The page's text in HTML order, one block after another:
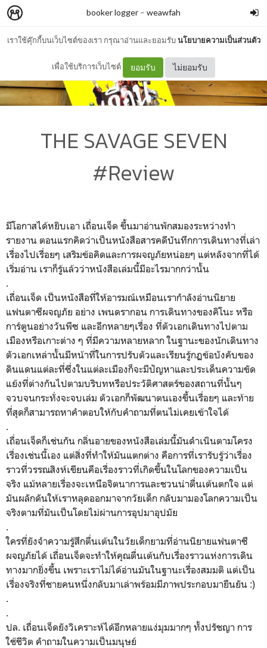
เราใช้คุ๊กกี้บนเว็บไซต์ของเรา กรุณาอ่านและยอมรับนโยบายความเป็นส่วนตัว
เพื่อใช้บริการเว็บไซต์ ยอมรับ ไม่ยอมรับ
booker logger – weawfah
THE SAVAGE SEVEN
#Review
มีโอกาสได้หยิบเอา เถื่อนเจ็ด ขึ้นมาอ่านพักสมองระหว่างทำ
รายงาน ตอนแรกคิดว่าเป็นหนังสือสารคดีบันทึกการเดินทางที่เล่า
เรื่องไปเรื่อยๆ เสริมข้อคิดและการผจญภัยหน่อยๆ แต่หลังจากที่ได้
เริ่มอ่าน เราก็รู้แล้วว่าหนังสือเล่มนี้มีอะไรมากกว่านั้น
.
เถื่อนเจ็ด เป็นหนังสือที่ให้อารมณ์เหมือนเรากำลังอ่านนิยาย
แฟนตาซีผจญภัย อย่าง เพนดรากอน การเดินทางของคิโนะ หรือ
การ์ตูนอย่างวันพีซ และอีกหลายๆเรื่อง ที่ตัวเอกเดินทางไปตาม
เมืองหรือเกาะต่าง ๆ ที่มีความหลายหลาก ในฐานะของนักเดินทาง
ตัวเอกเหล่านั้นมีหน้าที่ในการปรับตัวและเรียนรู้กฏข้อบังคับของ
ดินแดนแต่ละที่ซึ่งในแต่ละเมืองก็จะมีปัญหาและประเด็นความขัด
แย้งที่ต่างกันไปตามบริบทหรือประวัติศาสตร์ของสถานที่นั้นๆ
จวบจนกระทั่งจะจบเล่ม ตัวเอกก็พัฒนาตนเองขึ้นเรื่อยๆ และท้าย
ที่สุดก็สามารถหาคำตอบให้กับคำถามที่ตนไม่เคยเข้าใจได้
.
เถื่อนเจ็ดก็เช่นกัน กลิ่นอายของหนังสือเล่มนี้มันดำเนินตามโครง
เรื่องเช่นนี้เอง แต่สิ่งที่ทำให้มันแตกต่าง คือการที่เรารับรู้ว่าเรื่อง
ราวที่วรรณสิงห์เขียนคือเรื่องราวที่เกิดขึ้นในโลกของความเป็น
จริง แม้หลายเรื่องจะเหนือจิตนาการและชวนน่าตื่นเต้นตกใจ แต่
มันผลักดันให้เราหลุดออกมาจากวัยเด็ก กลับมามองโลกความเป็น
จริงตามที่มันเป็นโดยไม่ผ่านการอุปมาอุปมัย
.
ใครที่ยังจำความรู้สึกตื่นเต้นในวัยเด็กยามที่อ่านนิยายแฟนตาซี
ผจญภัยได้ เถื่อนเจ็ดจะทำให้คุณตื่นเต้นกับเรื่องราวแห่งการเดิน
ทางมากยิ่งขึ้น เพราะเราไม่ได้อ่านมันในฐานะเรื่องสมมติ แต่เป็น
เรื่องจริงที่ชายคนหนึ่งกลับมาเล่าพร้อมมีภาพประกอบมายืนยัน :)
.
.
ปล. เถื่อนเจ็ดยังวิเคราะห์ได้อีกหลายแง่มุมมากๆ ทั้งปรัชญา การ
ใช้ชีวิต คำถามในความเป็นมนุษย์